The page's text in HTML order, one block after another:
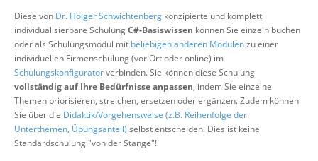
Suche
Diese von Dr. Holger Schwichtenberg konzipierte und komplett
individualisierbare SchulungC#-Basiswissen können Sie einzeln buchen
oder als Schulungsmodul mit beliebigen anderen Modulenzu einer
individuellen Firmenschulung (vor Ort oder online) im
Schulungskonfiguratorverbinden. Sie können diese Schulung
vollständig auf Ihre Bedürfnisse anpassen, indem Sie einzelne
Themen priorisieren, streichen, ersetzen oder ergänzen. Zudem können
Sie über die Didaktik/Vorgehensweise (z.B. Reihenfolge der
Unterthemen, Übungsanteil) selbst entscheiden. Dies ist keine
Standardschulung "von der Stange"!